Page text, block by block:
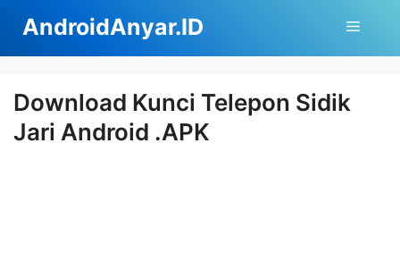
isi
AndroidAnyar.ID Menu
Download Kunci Telepon Sidik
Jari Android .APK